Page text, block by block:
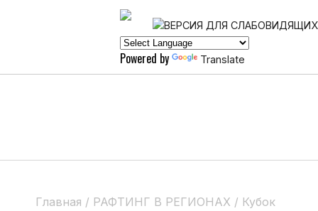
Powered by Translate
Главная / РАФТИНГ В РЕГИОНАХ / Кубок